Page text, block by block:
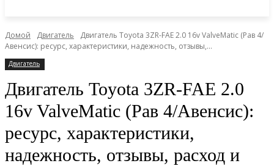
Домой Двигатель
Двигатель Toyota 3ZR-FAE 2.0 16v ValveMatic (Рав 4/
Авенсис): ресурс, характеристики, надежность, отзывы,...
Двигатель
Двигатель Toyota 3ZR-FAE 2.0
16v ValveMatic (Рав 4/Авенсис):
ресурс, характеристики,
надежность, отзывы, расход и